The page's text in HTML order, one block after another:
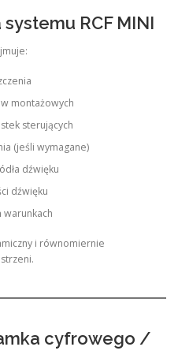
RCF MINI
montażowych
sterujących
(jeśli wymagane)
dźwięku
dźwięku
warunkach
i równomiernie
cyfrowego /